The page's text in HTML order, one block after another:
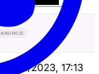
ANUNCIE
15/11/2023, 17:13